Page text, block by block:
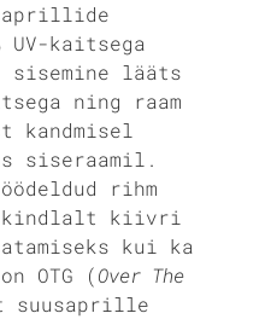
kaitsega
lääts
ning raam
kandmisel
siseraamil.
rihm
kindlalt kiivri
kui ka
OTG (Over The
suusaprille